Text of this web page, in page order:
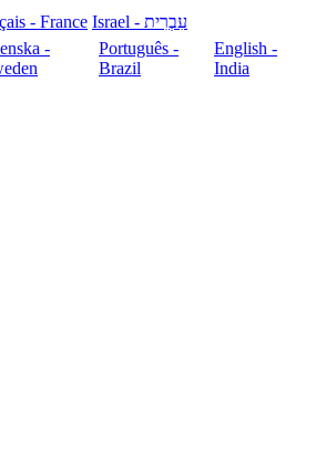
- France
עִבְרִית - Israel
-
Português -
Brazil
English -
India